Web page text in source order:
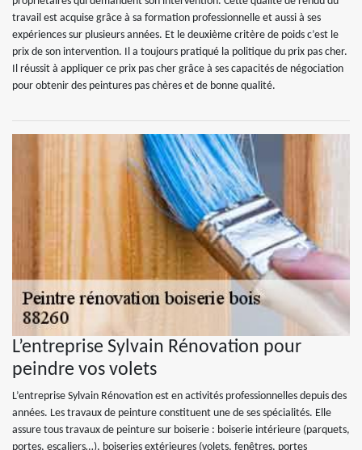
travail est acquise grâce à sa formation professionnelle et aussi à ses
expériences sur plusieurs années. Et le deuxième critère de poids c’est le
prix de son intervention. Il a toujours pratiqué la politique du prix pas cher.
Il réussit à appliquer ce prix pas cher grâce à ses capacités de négociation
pour obtenir des peintures pas chères et de bonne qualité.
L’entreprise Sylvain Rénovation pour
peindre vos volets
L’entreprise Sylvain Rénovation est en activités professionnelles depuis des
années. Les travaux de peinture constituent une de ses spécialités. Elle
assure tous travaux de peinture sur boiserie : boiserie intérieure (parquets,
portes, escaliers…), boiseries extérieures (volets, fenêtres, portes